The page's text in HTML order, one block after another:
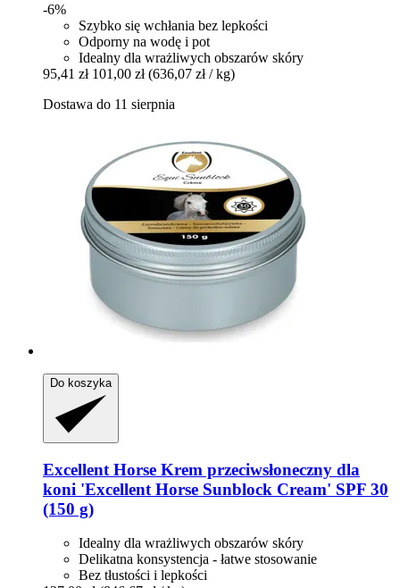
-6%
Szybko się wchłania bez lepkości
Odporny na wodę i pot
Idealny dla wrażliwych obszarów skóry
95,41 zł 101,00 zł (636,07 zł / kg)
Dostawa do 11 sierpnia
Do koszyka
Excellent Horse Krem przeciwsłoneczny dla
koni 'Excellent Horse Sunblock Cream' SPF 30
(150 g)
Idealny dla wrażliwych obszarów skóry
Delikatna konsystencja - łatwe stosowanie
Bez tłustości i lepkości